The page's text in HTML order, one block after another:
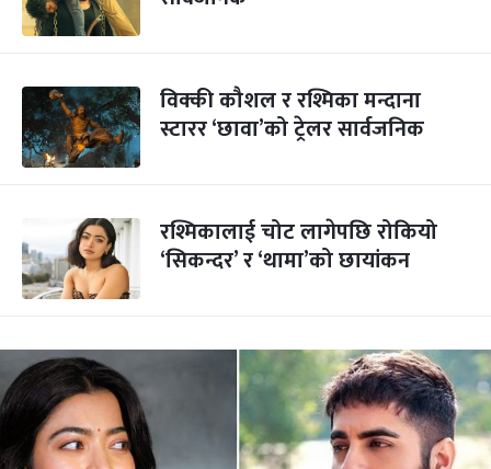
विक्की कौशल र रश्मिका मन्दाना
स्टारर ‘छावा’को ट्रेलर सार्वजनिक
रश्मिकालाई चोट लागेपछि रोकियो
‘सिकन्दर’ र ‘थामा’को छायांकन